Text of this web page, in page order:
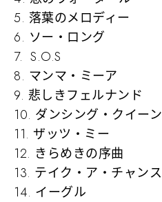
5. 落葉のメロディー
6. ソー・ロング
7. S.O.S
8. マンマ・ミーア
9. 悲しきフェルナンド
10. ダンシング・クイーン
11. ザッツ・ミー
12. きらめきの序曲
13. テイク・ア・チャンス
14. イーグル